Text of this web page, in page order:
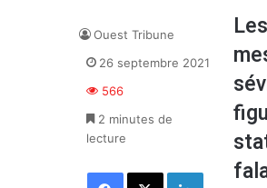
Ouest Tribune
26 septembre 2021
566
2 minutes de
lecture
Facebook X Linkedin